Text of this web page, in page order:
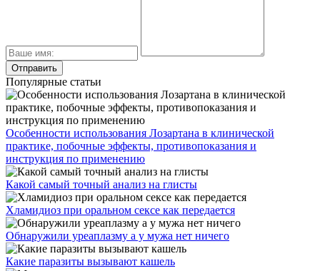
Популярные статьи
Особенности использования Лозартана в клинической
практике, побочные эффекты, противопоказания и
инструкция по применению
Какой самый точный анализ на глисты
Хламидиоз при оральном сексе как передается
Обнаружили уреаплазму а у мужа нет ничего
Какие паразиты вызывают кашель